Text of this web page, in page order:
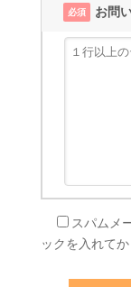
必須 お問
スパムメ
ックを入れて